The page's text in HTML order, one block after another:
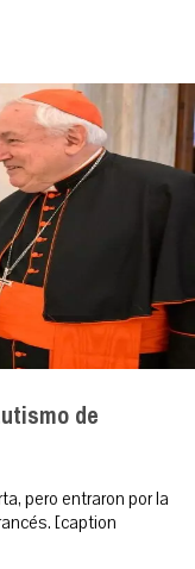
de
pero entraron por la
[caption